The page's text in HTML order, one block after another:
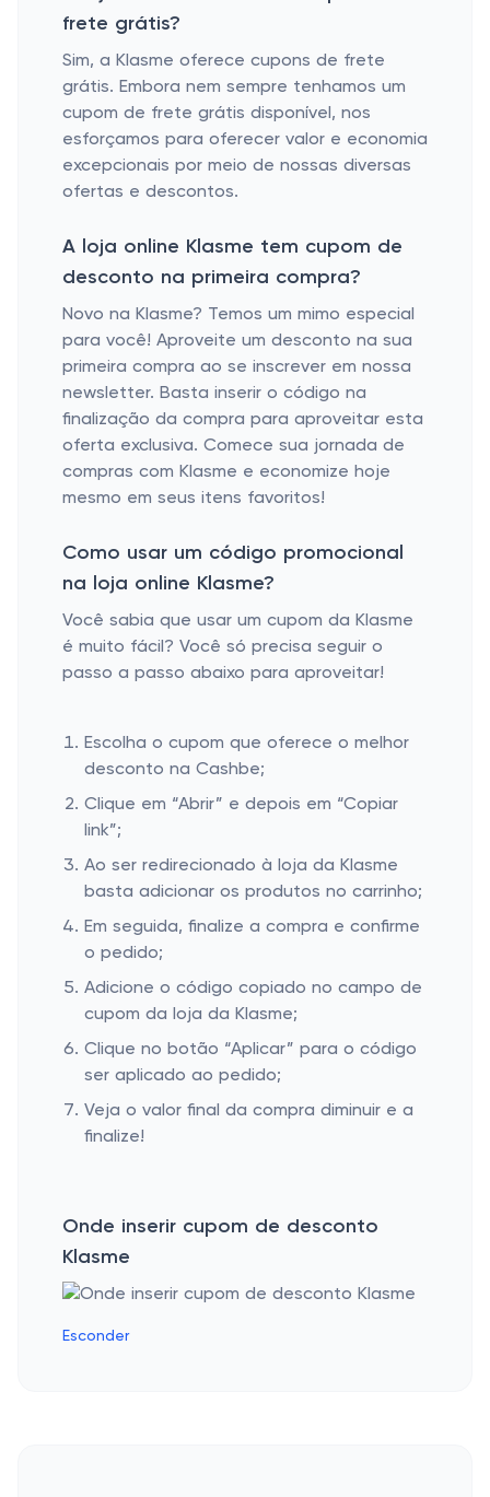
frete grátis?
Sim, a Klasme oferece cupons de frete
grátis. Embora nem sempre tenhamos um
cupom de frete grátis disponível, nos
esforçamos para oferecer valor e economia
excepcionais por meio de nossas diversas
ofertas e descontos.
A loja online Klasme tem cupom de
desconto na primeira compra?
Novo na Klasme? Temos um mimo especial
para você! Aproveite um desconto na sua
primeira compra ao se inscrever em nossa
newsletter. Basta inserir o código na
finalização da compra para aproveitar esta
oferta exclusiva. Comece sua jornada de
compras com Klasme e economize hoje
mesmo em seus itens favoritos!
Como usar um código promocional
na loja online Klasme?
Você sabia que usar um cupom da Klasme
é muito fácil? Você só precisa seguir o
passo a passo abaixo para aproveitar!
Escolha o cupom que oferece o melhor
desconto na Cashbe;
Clique em “Abrir” e depois em “Copiar
link”;
Ao ser redirecionado à loja da Klasme
basta adicionar os produtos no carrinho;
Em seguida, finalize a compra e confirme
o pedido;
Adicione o código copiado no campo de
cupom da loja da Klasme;
Clique no botão “Aplicar” para o código
ser aplicado ao pedido;
Veja o valor final da compra diminuir e a
finalize!
Onde inserir cupom de desconto
Klasme
Esconder